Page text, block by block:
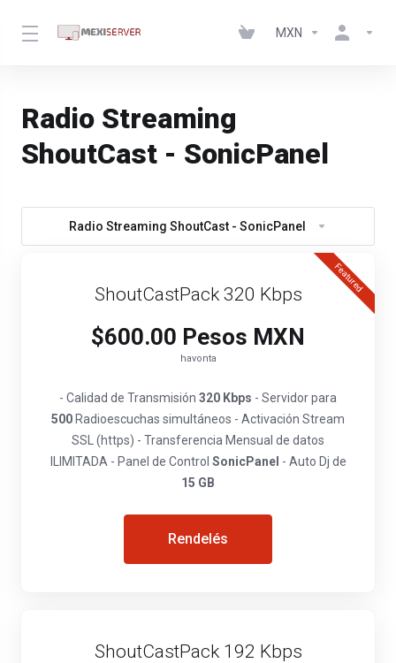
MXN
Radio Streaming
ShoutCast - SonicPanel
Radio Streaming ShoutCast - SonicPanel
Featured
ShoutCastPack 320 Kbps
$600.00 Pesos MXN
havonta
- Calidad de Transmisión 320 Kbps - Servidor para
500 Radioescuchas simultáneos - Activación Stream
SSL (https) - Transferencia Mensual de datos
ILIMITADA - Panel de Control SonicPanel - Auto Dj de
15 GB
Rendelés
ShoutCastPack 192 Kbps